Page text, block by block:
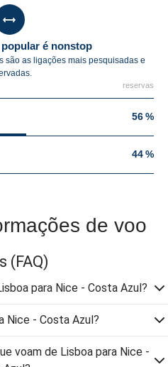
é nonstop
são as ligações mais pesquisadas e
reservas
56 %
44 %
de voo
(FAQ)
para Nice - Costa Azul?
Nice - Costa Azul?
voam de Lisboa para Nice -